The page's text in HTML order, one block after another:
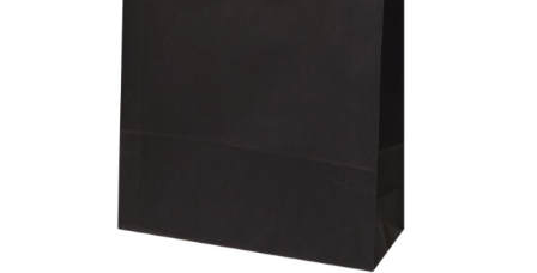
jõupaber
100 g/m2
Toote saab kätte pakipunktist.
Hind 1 tüki eest
0,48 €